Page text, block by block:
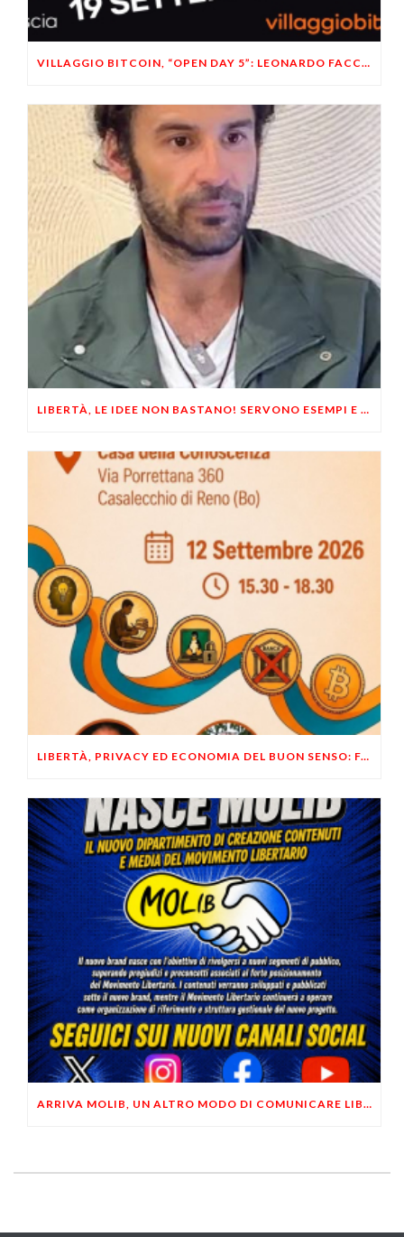
VILLAGGIO BITCOIN, “OPEN DAY 5”: LEONARDO FACCO OSPITE A BRESCIA
LIBERTÀ, LE IDEE NON BASTANO! SERVONO ESEMPI E UN PO’ DI COERENZA
LIBERTÀ, PRIVACY ED ECONOMIA DEL BUON SENSO: FACCO E MUSUMECI A CASALECCHIO DI RENO (BO)
ARRIVA MOLIB, UN ALTRO MODO DI COMUNICARE LIBERTARIO